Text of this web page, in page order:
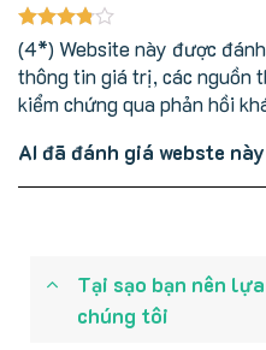
(4*) Website này được
thông tin giá trị, các nguồn
kiểm chứng qua phản hồi
AI đã đánh giá webste này
Tại sạo bạn nên
chúng tôi